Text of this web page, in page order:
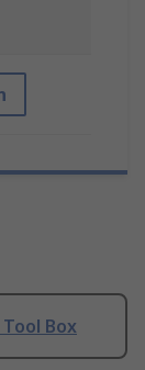
Box